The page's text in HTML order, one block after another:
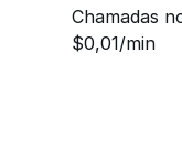
Chamadas
$0,01/min